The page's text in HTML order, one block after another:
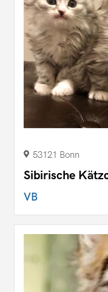
53121 Bonn
Sibirische
VB